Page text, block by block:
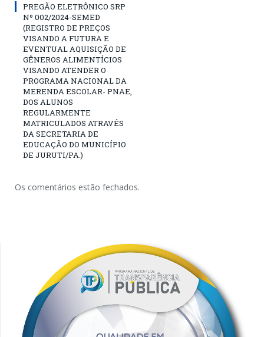
PREGÃO ELETRÔNICO SRP
Nº 002/2024-SEMED
(REGISTRO DE PREÇOS
VISANDO A FUTURA E
EVENTUAL AQUISIÇÃO DE
GÊNEROS ALIMENTÍCIOS
VISANDO ATENDER O
PROGRAMA NACIONAL DA
MERENDA ESCOLAR- PNAE,
DOS ALUNOS
REGULARMENTE
MATRICULADOS ATRAVÉS
DA SECRETARIA DE
EDUCAÇÃO DO MUNICÍPIO
DE JURUTI/PA.)
Os comentários estão fechados.